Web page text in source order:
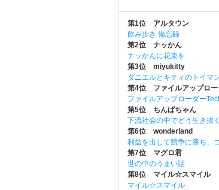
第1位 アルタウン
飲み歩き 備忘録
第2位 ナッかん
ナッかんに花束を
第3位 miyukitty
ダニエルとキティのトイマ
第4位 ファイルアップロー
ファイルアップローダー
第5位 ちんぱちゃん
下流社会の中でどう生き抜
第6位 wonderland
利益を出して競争に勝ち、
第7位 マグロ君
世の中のうまい話
第8位 マイル☆スマイル
マイル☆スマイル